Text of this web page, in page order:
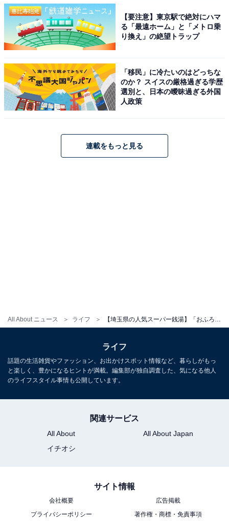
All About ニュース ライフ
アクセス・料金情報は？ 泊まれる？
アクセス
アクセス：東武東上線 志木駅東口より国際興業バス約9
分「志木高校入口」バス停下車、徒歩約6分 / 駐車場：無
定休日：年中無休
宿泊：不可（日帰り入浴専用施設）
【要注意】東京駅で絶対にハマ
る「最遠ホーム」と「メトロ乗
り換え」の絶望トラップ
「移民」に冷たいのはどっちな
のか？ スイスの厳格過ぎる学歴
選別と、日本の曖昧過ぎる外国
人政策
連載をもっと見る
ライフ
話題の生活雑貨やファッション、お出かけスポット情報など、暮らしがもっ
と楽しく、豊かになるヒントが満載。編集部が独自調査した、気になる他人
のライフスタイル事情も公開しています。
関連サービス
All About
All About Japan
イチオシ
サイト情報
会社概要
広告掲載
プライバシーポリシー
著作権・商標・免責事項